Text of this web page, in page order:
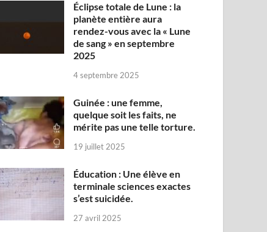
Éclipse totale de Lune : la
planète entière aura
rendez-vous avec la « Lune
de sang » en septembre
2025
4 septembre 2025
Guinée : une femme,
quelque soit les faits, ne
mérite pas une telle torture.
19 juillet 2025
Éducation : Une élève en
terminale sciences exactes
s’est suicidée.
27 avril 2025